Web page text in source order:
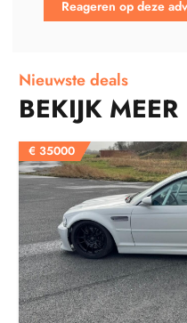
Reageren op deze
Nieuwste deals
BEKIJK MEER
€ 35000